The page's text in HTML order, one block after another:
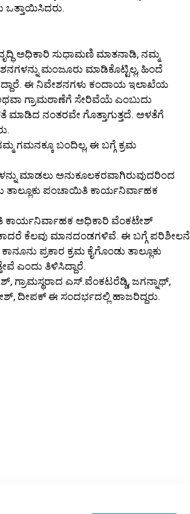
ಒತ್ತಾಯಿಸಿದರು.
ಅಧಿಕಾರಿ ಸುಧಾಮಣಿ ಮಾತನಾಡಿ, ನಮ್ಮ
ಮಂಜೂರು ಮಾಡಿಕೊಟ್ಟಿಲ್ಲ, ಹಿಂದೆ
ಈ ನಿವೇಶನಗಳು ಕಂದಾಯ ಇಲಾಖೆಯ
ಗ್ರಾಮಠಾಣೆಗೆ ಸೇರಿವೆಯೆ ಎಂಬುದು
ನಂತರವೇ ಗೊತ್ತಾಗುತ್ತದೆ. ಅಳತೆಗೆ
ಗಮನಕ್ಕೂ ಬಂದಿಲ್ಲ, ಈ ಬಗ್ಗೆ ಕ್ರಮ
ಮಾಡಲು ಅನುಕೂಲಕರವಾಗಿರುವುದರಿಂದ
ತಾಲ್ಲೂಕು ಪಂಚಾಯಿತಿ ಕಾರ್ಯನಿರ್ವಾಹಕ
ಕಾರ್ಯನಿರ್ವಾಹಕ ಅಧಿಕಾರಿ ವೆಂಕಟೇಶ್
ಕೆಲವು ಮಾನದಂಡಗಳಿವೆ. ಈ ಬಗ್ಗೆ ಪರಿಶೀಲನೆ
ಪ್ರಕಾರ ಕ್ರಮ ಕೈಗೊಂಡು ತಾಲ್ಲೂಕು
ಎಂದು ತಿಳಿಸಿದ್ದಾರೆ.
ಗ್ರಾಮಸ್ಥರಾದ ಎಸ್‌.ವೆಂಕಟರೆಡ್ಡಿ, ಜಗನ್ನಾಥ್‌,
ದೀಪಕ್‌ ಈ ಸಂದರ್ಭದಲ್ಲಿ ಹಾಜರಿದ್ದರು.